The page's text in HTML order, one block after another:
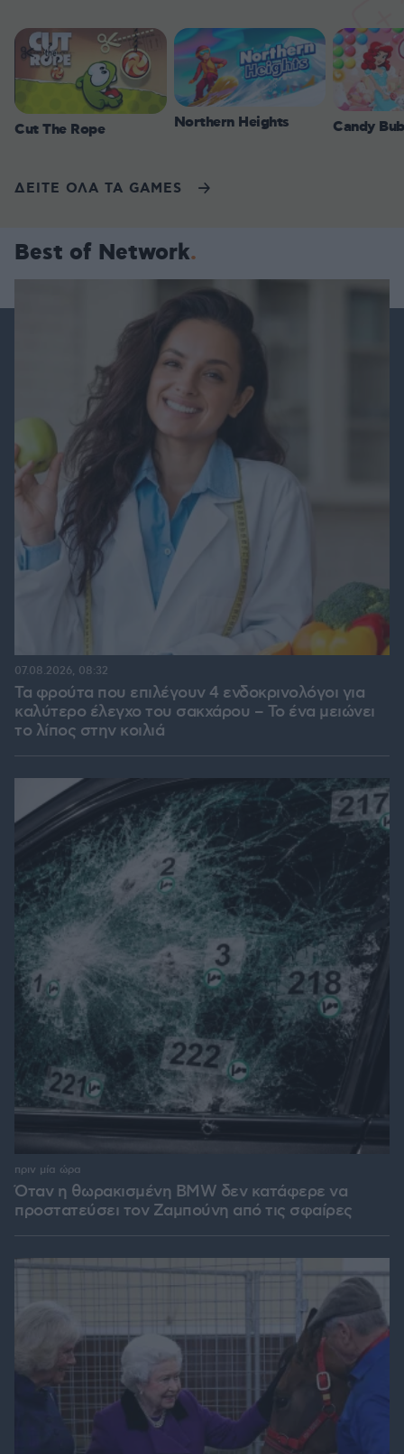
Cut The Rope Northern Heights Candy
ΔΕΙΤΕ ΟΛΑ ΤΑ GAMES
Best of Network
Τα φρούτα που επιλέγουν 4 ενδοκρινολόγοι για
καλύτερο έλεγχο του σακχάρου – Το ένα μειώνει
το λίπος στην κοιλιά
07.08.2026, 08:32
Όταν η θωρακισμένη BMW δεν κατάφερε να
προστατεύσει τον Ζαμπούνη από τις σφαίρες
πριν μία ώρα